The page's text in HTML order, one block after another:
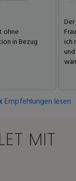
ohne
in Bezug
ich
Empfehlungen lesen
MIT